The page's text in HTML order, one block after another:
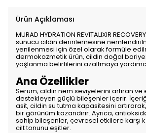
Ürün Açıklaması
MURAD HYDRATION REVITALIXIR
sunucu cildin derinlemesine
yenilenmesi için özel olarak formüle
dermokozmetik ürün, cildin doğal
yaşlanma belirtilerini azaltmaya
Ana Özellikler
Serum, cildin nem seviyelerini artıran ve
destekleyen güçlü bileşenler içerir.
asit, cildin su tutma kapasitesini
bir görünüm kazandırır. Ayrıca,
sahip bileşenler, çevresel etkilere karşı
cilt tonunu eşitler.